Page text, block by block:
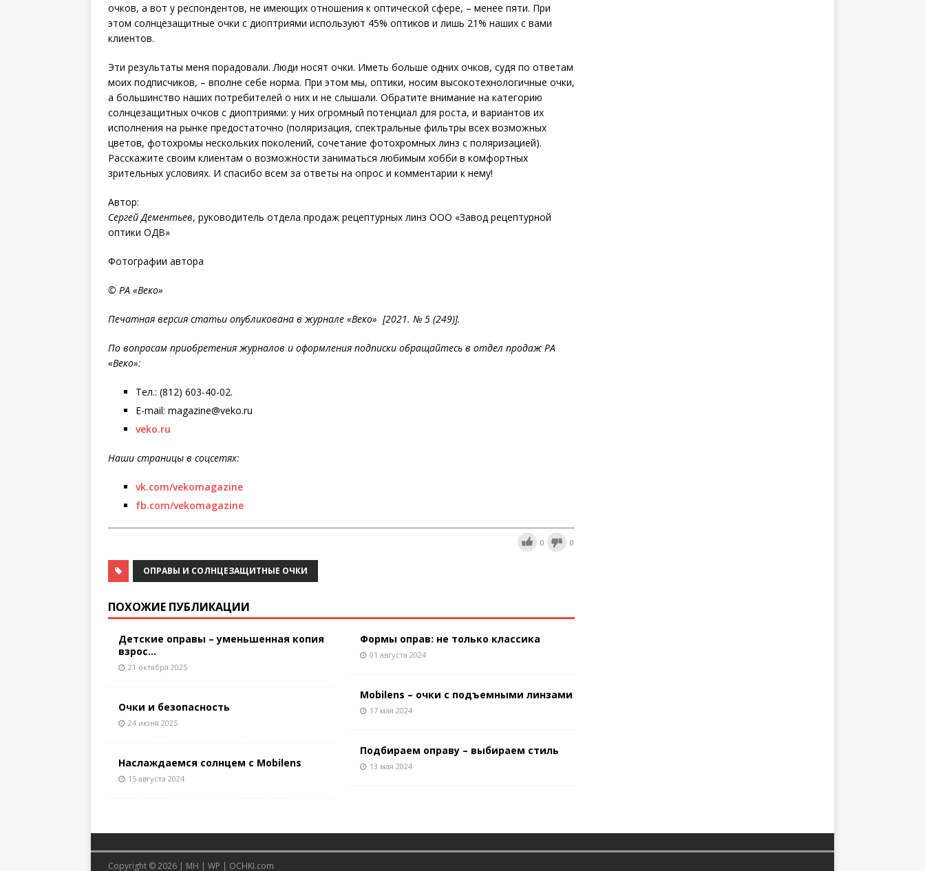
очков, а вот у респондентов, не имеющих отношения к оптической сфере, – менее пяти. При
этом солнцезащитные очки с диоптриями используют 45% оптиков и лишь 21% наших с вами
клиентов.
Эти результаты меня порадовали. Люди носят очки. Иметь больше одних очков, судя по ответам
моих подписчиков, – вполне себе норма. При этом мы, оптики, носим высокотехнологичные очки,
а большинство наших потребителей о них и не слышали. Обратите внимание на категорию
солнцезащитных очков с диоптриями: у них огромный потенциал для роста, и вариантов их
исполнения на рынке предостаточно (поляризация, спектральные фильтры всех возможных
цветов, фото­хромы нескольких поколений, сочетание фотохромных линз с поляризацией).
Расскажите своим клиентам о возможности заниматься любимым хобби в комфортных
зрительных условиях. И спасибо всем за ответы на опрос и комментарии к нему!
Автор:
Сергей Дементьев, руководитель отдела продаж рецептурных линз ООО «Завод рецептурной
оптики ОДВ»
Фотографии автора
© РА «Веко»
Печатная версия статьи опубликована в журнале «Веко» [2021. № 5 (249)].
По вопросам приобретения журналов и оформления подписки обращайтесь в отдел продаж РА
«Веко»:
Тел.: (812) 603-40-02.
E-mail: magazine@veko.ru
veko.ru
Наши страницы в соцсетях:
vk.com/vekomagazine
fb.com/vekomagazine
0 0
ОПРАВЫ И СОЛНЦЕЗАЩИТНЫЕ ОЧКИ
ПОХОЖИЕ ПУБЛИКАЦИИ
Детские оправы – уменьшенная копия
взрос...
21 октября 2025
Очки и безопасность
24 июня 2025
Наслаждаемся солнцем с Mobilens
15 августа 2024
Формы оправ: не только классика
01 августа 2024
Mobilens – очки с подъемными линзами
17 мая 2024
Подбираем оправу – выбираем стиль
13 мая 2024
Copyright © 2026 | MH | WP | OCHKI.com